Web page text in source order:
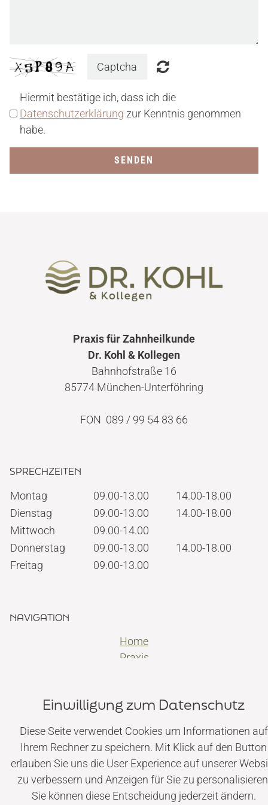
23:00
Hiermit bestätige ich, dass ich die
Datenschutzerklärung zur Kenntnis genommen
habe.
SENDEN
Praxis für Zahnheilkunde
Dr. Kohl & Kollegen
Bahnhofstraße 16
85774 München-Unterföhring
FON 089 / 99 54 83 66
SPRECHZEITEN
Montag 09.00-13.00
14.00-18.00
Dienstag
09.00-13.00
14.00-18.00
Mittwoch
09.00-14.00
Donnerstag
09.00-13.00
14.00-18.00
Freitag
09.00-13.00
NAVIGATION
Home
Praxis
Kontakt
© Dr. Maximilian Kohl · Impressum Datenschutz
Einwilligung zum Datenschutz
Diese Seite verwendet Cookies um Informationen auf
Ihrem Rechner zu speichern. Mit Klick auf den Button
erlauben Sie uns die User Experience auf unserer
zu verbessern und Anzeigen für Sie zu
Sie können diese Entscheidung jederzeit ändern.